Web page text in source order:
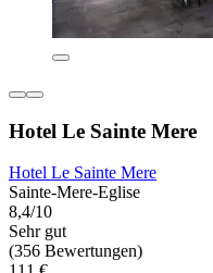
Hotel Le Sainte Mere
Hotel Le Sainte Mere
Sainte-Mere-Eglise
8,4/10
Sehr gut
(356 Bewertungen)